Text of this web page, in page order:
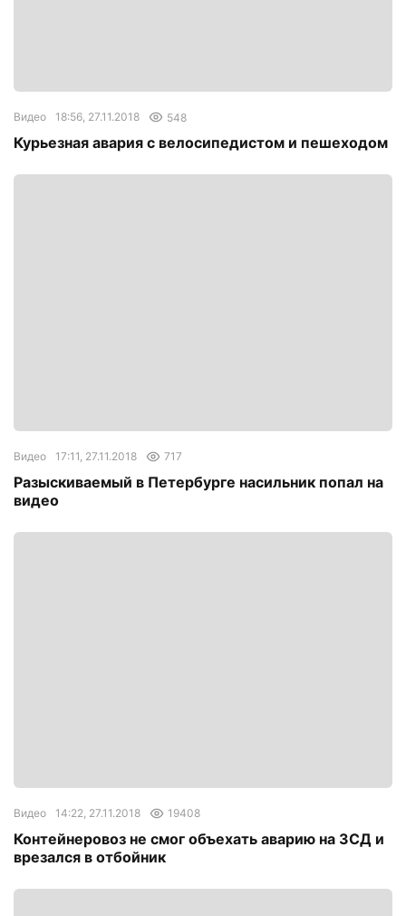
Видео 18:56, 27.11.2018 548
Курьезная авария с велосипедистом и пешеходом
Видео 17:11, 27.11.2018 717
Разыскиваемый в Петербурге насильник попал на
видео
Видео 14:22, 27.11.2018 19408
Контейнеровоз не смог объехать аварию на ЗСД и
врезался в отбойник